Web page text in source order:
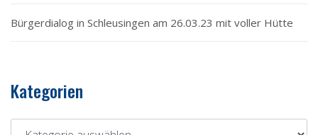
Bürgerdialog in Schleusingen am 26.03.23 mit voller Hütte
Kategorien